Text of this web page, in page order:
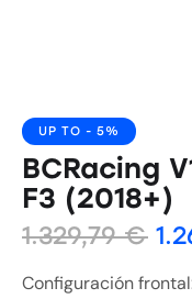
UP TO - 5%
BCRacing
F3 (2018+)
1.329,79€
Configuración